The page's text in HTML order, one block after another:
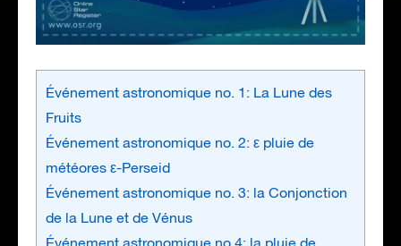
Événement astronomique no. 1: La Lune des
Fruits
Événement astronomique no. 2: ε pluie de
météores ε-Perseid
Événement astronomique no. 3: la Conjonction
de la Lune et de Vénus
Événement astronomique no 4: la pluie de